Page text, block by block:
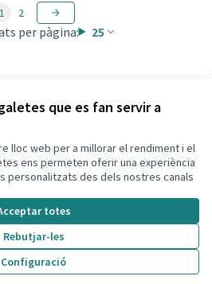
que es fan servir a
lloc web per a millorar el rendiment i el
ens permeten oferir una experiència
personalitzats des dels nostres canals
totes
Rebutjar-les
Configuració
per pàgina: 25
1 2
a GitHub
.
Amb
(Enllaç